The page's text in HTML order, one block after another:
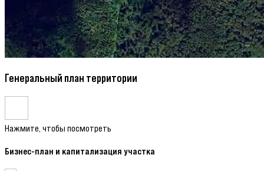
Генеральный план территории
Нажмите, чтобы посмотреть
Бизнес-план и капитализация участка